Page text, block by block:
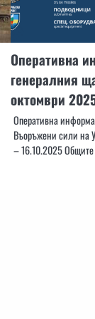
Оперативна
генералния
октомври
Оперативна
Въоръжени сили на
– 16.10.2025 Общите